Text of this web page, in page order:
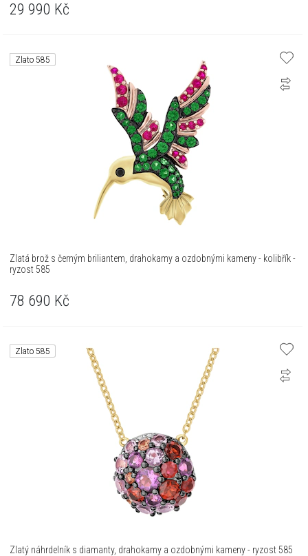
29 990 Kč
Zlato 585
Zlatá brož s černým briliantem, drahokamy a ozdobnými kameny - kolibřík -
ryzost 585
78 690 Kč
Zlato 585
Zlatý náhrdelník s diamanty, drahokamy a ozdobnými kameny - ryzost 585